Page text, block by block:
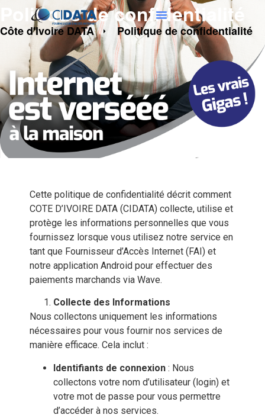
Politique de confidentialité
Côte d'Ivoire DATA Politique de confidentialité
Cette politique de confidentialité décrit comment
COTE D’IVOIRE DATA (CIDATA) collecte, utilise et
protège les informations personnelles que vous
fournissez lorsque vous utilisez notre service en
tant que Fournisseur d’Accès Internet (FAI) et
notre application Android pour effectuer des
paiements marchands via Wave.
Collecte des Informations
Nous collectons uniquement les informations
nécessaires pour vous fournir nos services de
manière efficace. Cela inclut :
Identifiants de connexion : Nous
collectons votre nom d’utilisateur (login) et
votre mot de passe pour vous permettre
d’accéder à nos services.